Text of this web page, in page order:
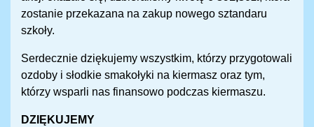
zostanie przekazana na zakup nowego sztandaru
szkoły.
Serdecznie dziękujemy wszystkim, którzy przygotowali
ozdoby i słodkie smakołyki na kiermasz oraz tym,
którzy wsparli nas finansowo podczas kiermaszu.
DZIĘKUJEMY